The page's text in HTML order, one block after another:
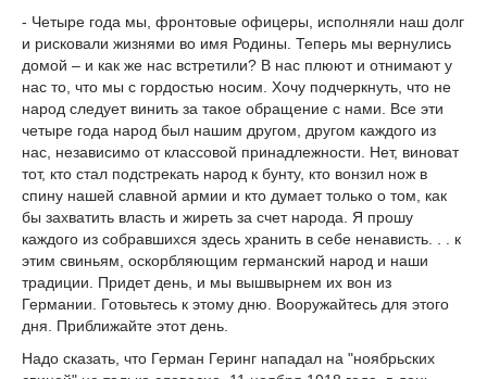
- Четыре года мы, фронтовые офицеры, исполняли наш долг
и рисковали жизнями во имя Родины. Теперь мы вернулись
домой – и как же нас встретили? В нас плюют и отнимают у
нас то, что мы с гордостью носим. Хочу подчеркнуть, что не
народ следует винить за такое обращение с нами. Все эти
четыре года народ был нашим другом, другом каждого из
нас, независимо от классовой принадлежности. Нет, виноват
тот, кто стал подстрекать народ к бунту, кто вонзил нож в
спину нашей славной армии и кто думает только о том, как
бы захватить власть и жиреть за счет народа. Я прошу
каждого из собравшихся здесь хранить в себе ненависть. . . к
этим свиньям, оскорбляющим германский народ и наши
традиции. Придет день, и мы вышвырнем их вон из
Германии. Готовьтесь к этому дню. Вооружайтесь для этого
дня. Приближайте этот день.
Надо сказать, что Герман Геринг нападал на "ноябрьских